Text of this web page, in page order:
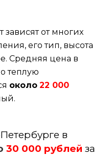
зависят от многих
его тип, высота
Средняя цена в
теплую
около 22 000
в
30 000 рублей за